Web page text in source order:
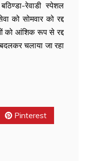
रेवाडी स्पेशल
को सोमवार को रद्द
को आंशिक रूप से रद्द
चलाया जा रहा
Pinterest